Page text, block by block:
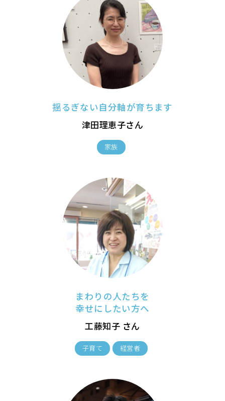
揺るぎない自分軸が育ちます
津田理恵子さん
家族
まわりの人たちを
幸せにしたい方へ
工藤知子 さん
子育て 経営者